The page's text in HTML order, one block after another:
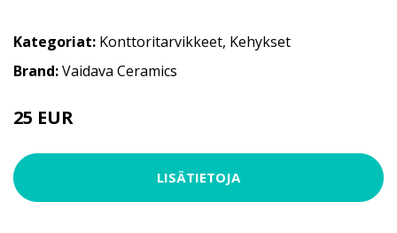
Kategoriat: Konttoritarvikkeet, Kehykset
Brand:Vaidava Ceramics
25 EUR
LISÄTIETOJA